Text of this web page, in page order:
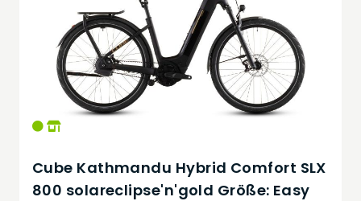
Cube Kathmandu Hybrid Comfort SLX
800 solareclipse'n'gold Größe: Easy